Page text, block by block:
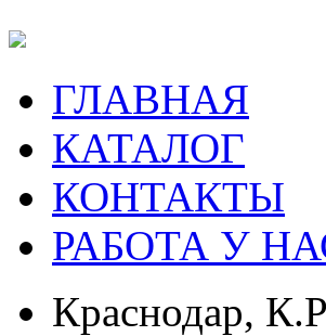
ГЛАВНАЯ
КАТАЛОГ
КОНТАКТЫ
РАБОТА У
Краснодар,